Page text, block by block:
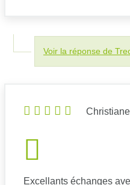
Voir la réponse de
Excellants échanges